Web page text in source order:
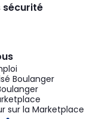
Boulanger
sur la Marketplace